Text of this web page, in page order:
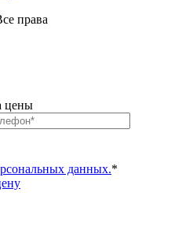
права
цены
данных.*